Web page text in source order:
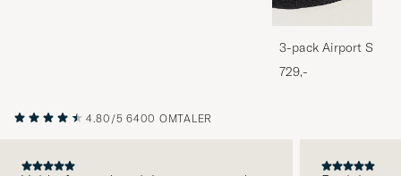
3-pack Airport
Melange
729,-
4.80/5 6400 OMTALER